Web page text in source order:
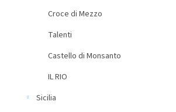
Croce di Mezzo
Talenti
Castello di Monsanto
IL RIO
Sicilia